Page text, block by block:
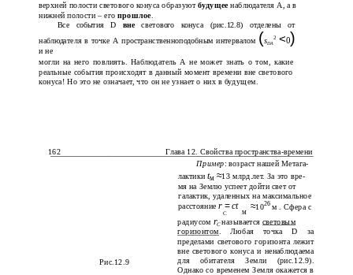
верхней полости светового конуса образуютбудущеенаблюдателя А, а в
нижней полости – егопрошлое.
Все события D внесветового конуса (рис.12.8) отделены от
наблюдателя в точке А пространственноподобным интервалом (sDA
2 <0)
и не
могли на него повлиять. Наблюдатель А не может знать о том, какие
реальные события происходят в данный момент времени вне светового
конуса! Но это не означает, что он не узнает о них в будущем.
Рис.12.9
162 Глава 12. Свойства пространства-времени
Пример: возраст нашей Метага-
лактикиtм ≈13 млрд.лет. За это вре-
мя на Землю успеет дойти свет от
галактик, удаленных на максимальное
расстояниеr =ct
м
≈1026 м . Сфера с
C
радиусом rCназывается световым
горизонтом. Любая точка D за
пределами светового горизонта лежит
вне светового конуса и ненаблюдаема
для обитателя Земли (рис.12.9).
Однако со временем Земля окажется в